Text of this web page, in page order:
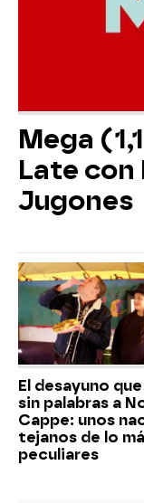
Mega
Late con
Jugones
El desayuno
sin palabras a
Cappe: unos
tejanos de lo
peculiares